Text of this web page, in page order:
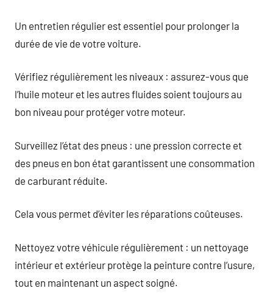
Un entretien régulier est essentiel pour prolonger la
durée de vie de votre voiture.
Vérifiez régulièrement les niveaux : assurez-vous que
l’huile moteur et les autres fluides soient toujours au
bon niveau pour protéger votre moteur.
Surveillez l’état des pneus : une pression correcte et
des pneus en bon état garantissent une consommation
de carburant réduite.
Cela vous permet d’éviter les réparations coûteuses.
Nettoyez votre véhicule régulièrement : un nettoyage
intérieur et extérieur protège la peinture contre l’usure,
tout en maintenant un aspect soigné.